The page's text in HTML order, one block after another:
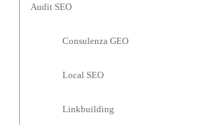
Audit SEO
Consulenza GEO
Local SEO
Linkbuilding